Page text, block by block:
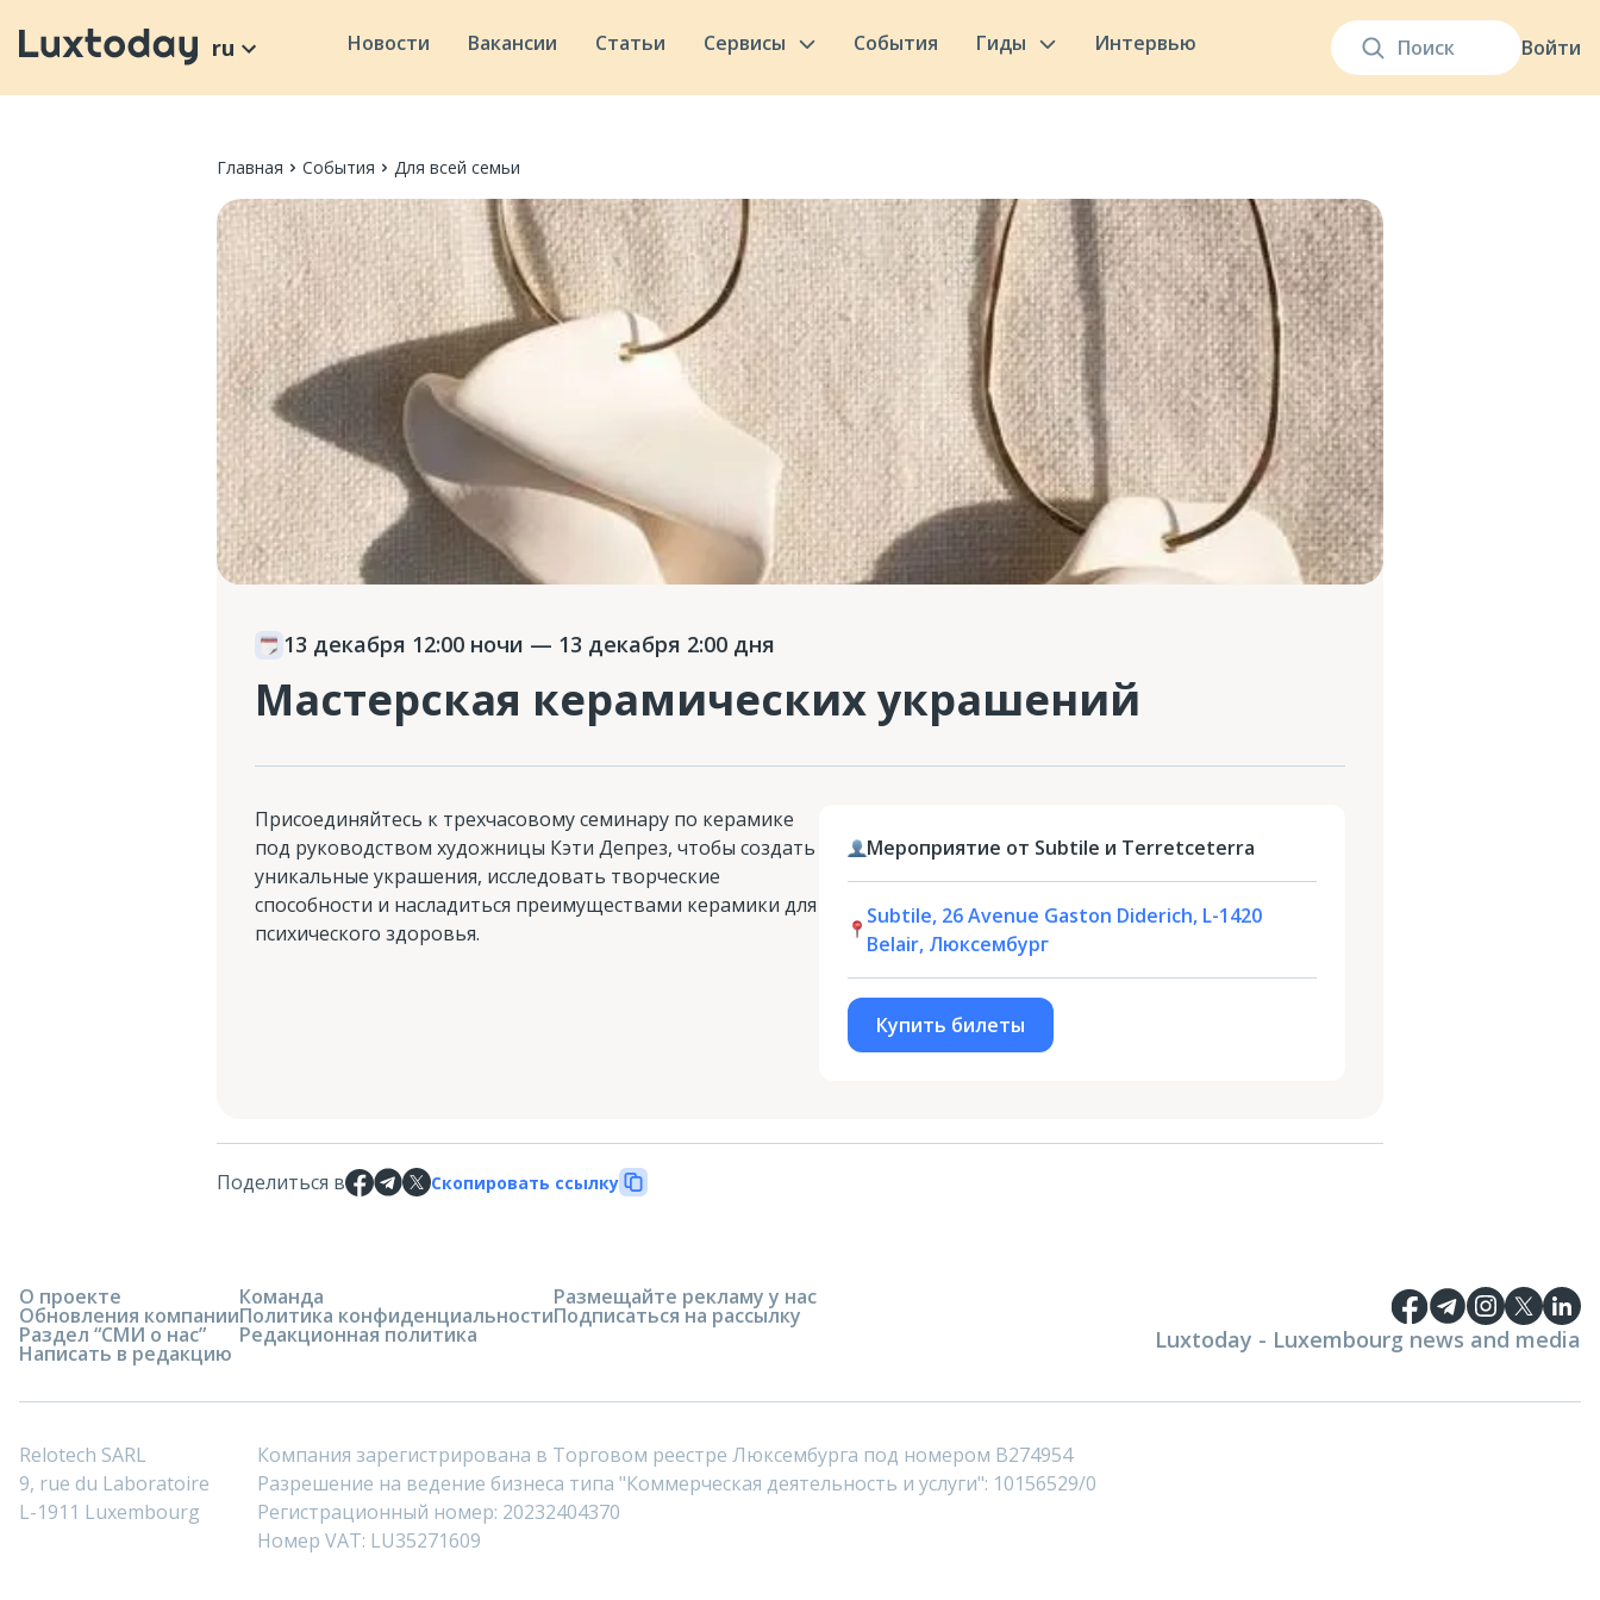
Войти
ru Новости Вакансии Статьи Сервисы События Гиды Интервью
Главная События Для всей семьи
13 декабря 12:00 ночи — 13 декабря 2:00 дня
Мастерская керамических украшений
Присоединяйтесь к трехчасовому семинару по керамике
под руководством художницы Кэти Депрез, чтобы создать
уникальные украшения, исследовать творческие
способности и насладиться преимуществами керамики для
психического здоровья.
Мероприятие от Subtile и Terretceterra
Subtile, 26 Avenue Gaston Diderich, L-1420
Belair, Люксембург
Купить билеты
Поделиться в Скопировать ссылку
О проекте
Обновления компании
Раздел “СМИ о нас”
Написать в редакцию
Команда
Политика конфиденциальности
Редакционная политика
Размещайте рекламу у нас
Подписаться на рассылку
Luxtoday - Luxembourg news and media
Relotech SARL
9, rue du Laboratoire
L-1911 Luxembourg
Компания зарегистрирована в Торговом реестре Люксембурга под номером B274954
Разрешение на ведение бизнеса типа "Коммерческая деятельность и услуги": 10156529/0
Регистрационный номер: 20232404370
Номер VAT: LU35271609